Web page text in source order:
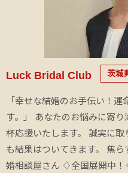
Luck Bridal Club 茨城
「幸せな結婚のお手伝い！
す。」 あなたのお悩みに寄
杯応援いたします。 誠実に
も結果はついてきます。 焦
婚相談屋さん ♢全国展開